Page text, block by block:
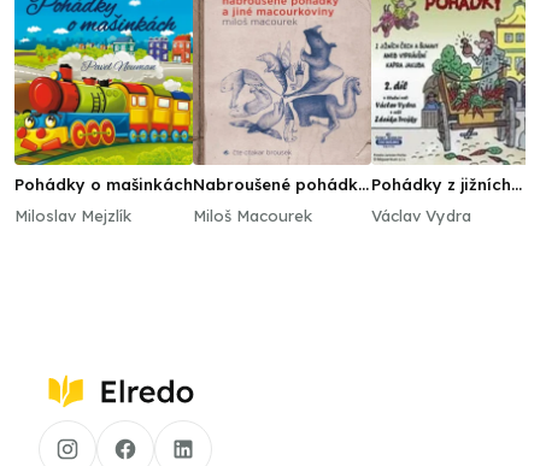
Pohádky o mašinkách
Miloslav Mejzlík
Nabroušené pohádky
Miloš Macourek
Pohádky z jižních
aneb vyprávění
Václav Vydra